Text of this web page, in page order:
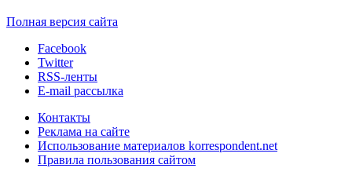
Полная версия сайта
Facebook
Twitter
RSS-ленты
E-mail рассылка
Контакты
Реклама на сайте
Использование материалов korrespondent.net
Правила пользования сайтом